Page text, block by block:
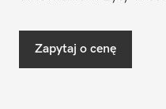
Zapytaj o cenę